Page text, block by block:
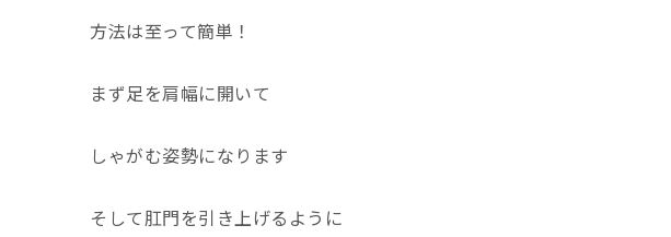
方法は至って簡単！
まず足を肩幅に開いて
しゃがむ姿勢になります
そして肛門を引き上げるように